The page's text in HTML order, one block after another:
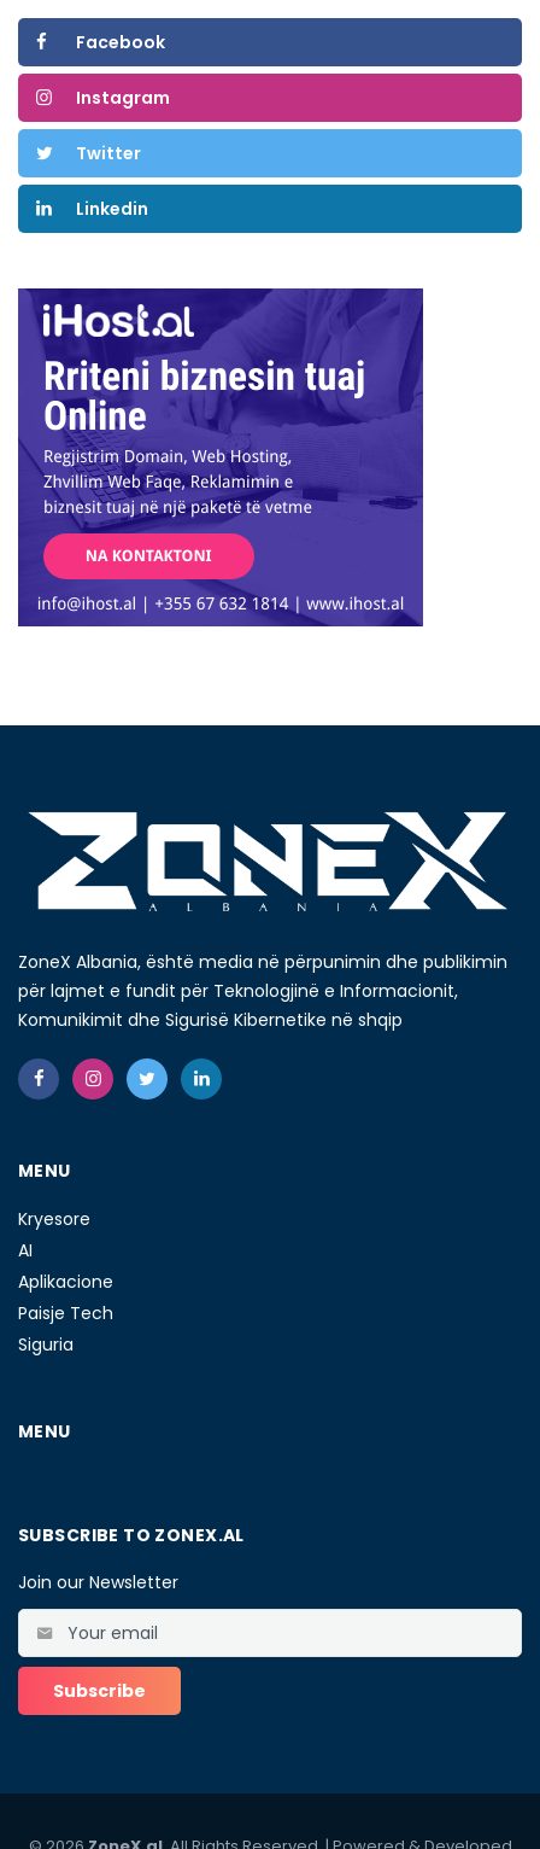
Facebook
Instagram
Twitter
Linkedin
ZoneX Albania, është media në përpunimin dhe publikimin
për lajmet e fundit për Teknologjinë e Informacionit,
Komunikimit dhe Sigurisë Kibernetike në shqip
MENU
Kryesore
AI
Aplikacione
Paisje Tech
Siguria
MENU
SUBSCRIBE TO ZONEX.AL
Join our Newsletter